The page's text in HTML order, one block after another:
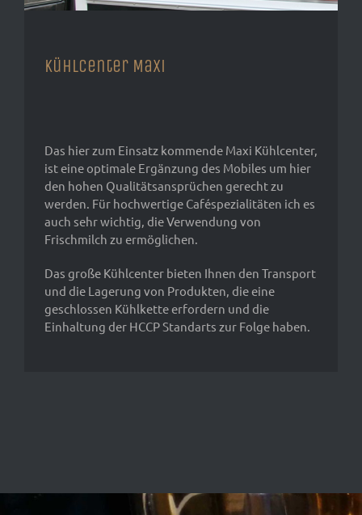
Kühlcenter Maxi
Das hier zum Einsatz kommende Maxi Kühlcenter,
ist eine optimale Ergänzung des Mobiles um hier
den hohen Qualitätsansprüchen gerecht zu
werden. Für hochwertige Caféspezialitäten ich es
auch sehr wichtig, die Verwendung von
Frischmilch zu ermöglichen.
Das große Kühlcenter bieten Ihnen den Transport
und die Lagerung von Produkten, die eine
geschlossen Kühlkette erfordern und die
Einhaltung der HCCP Standarts zur Folge haben.